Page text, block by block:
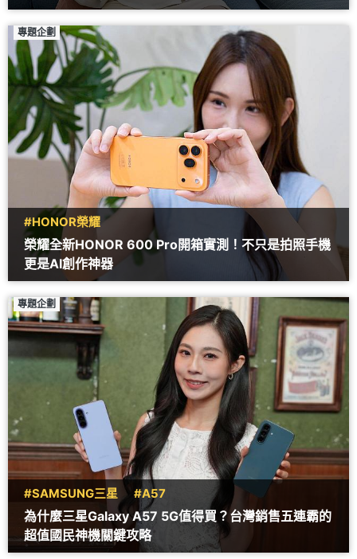
專題企劃
#HONOR榮耀
榮耀全新HONOR 600 Pro開箱實測！不只是拍照手機
更是AI創作神器
專題企劃
#SAMSUNG三星 #A57
為什麼三星Galaxy A57 5G值得買？台灣銷售五連霸的
超值國民神機關鍵攻略